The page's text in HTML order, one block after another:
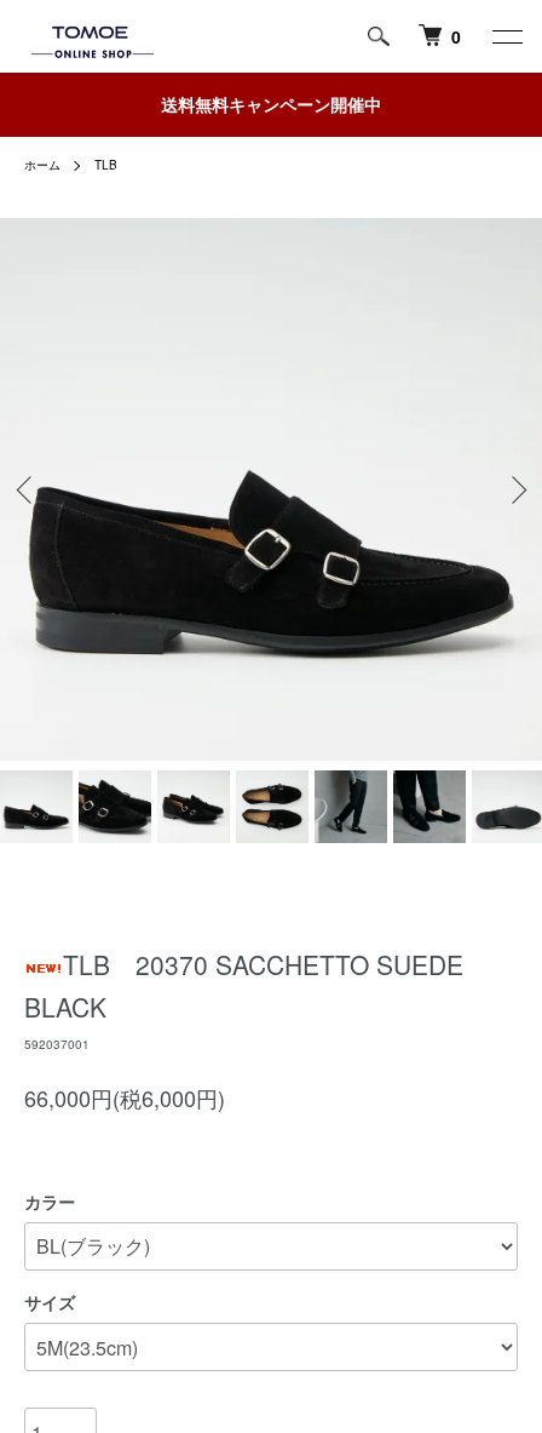
0
送料無料キャンペーン開催中
ホーム TLB
TLB 20370 SACCHETTO SUEDE
BLACK
592037001
66,000円(税6,000円)
カラー
サイズ